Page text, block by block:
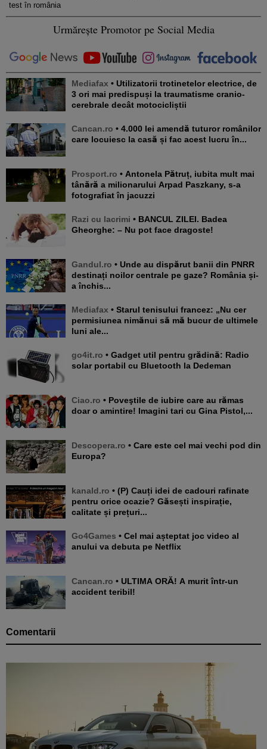
test în românia
Urmărește Promotor pe Social Media
Mediafax • Utilizatorii trotinetelor electrice, de
3 ori mai predispuși la traumatisme cranio-
cerebrale decât motocicliștii
Cancan.ro • 4.000 lei amendă tuturor românilor
care locuiesc la casă și fac acest lucru în...
Prosport.ro • Antonela Pătruț, iubita mult mai
tânără a milionarului Arpad Paszkany, s-a
fotografiat în jacuzzi
Razi cu lacrimi • BANCUL ZILEI. Badea
Gheorghe: – Nu pot face dragoste!
Gandul.ro • Unde au dispărut banii din PNRR
destinați noilor centrale pe gaze? România și-
a închis...
Mediafax • Starul tenisului francez: „Nu cer
permisiunea nimănui să mă bucur de ultimele
luni ale...
go4it.ro • Gadget util pentru grădină: Radio
solar portabil cu Bluetooth la Dedeman
Ciao.ro • Poveştile de iubire care au rămas
doar o amintire! Imagini tari cu Gina Pistol,...
Descopera.ro • Care este cel mai vechi pod din
Europa?
kanald.ro • (P) Cauți idei de cadouri rafinate
pentru orice ocazie? Găsești inspirație,
calitate și prețuri...
Go4Games • Cel mai așteptat joc video al
anului va debuta pe Netflix
Cancan.ro • ULTIMA ORĂ! A murit într-un
accident teribil!
Comentarii